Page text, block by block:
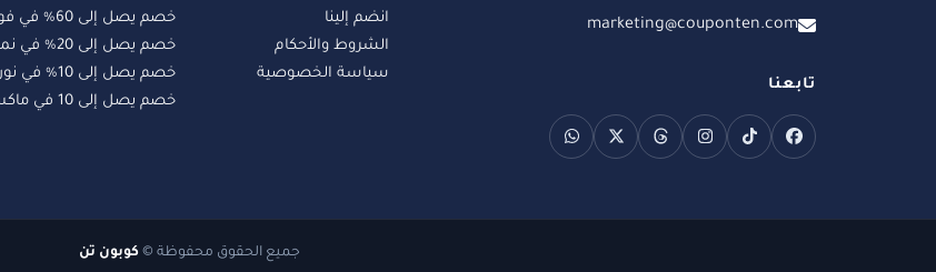
marketing@couponten.com
تابعنا
انضم إلينا
الشروط والأحكام
سياسة الخصوصية
خصم يصل إلى 60% في فوغا كلوسيت
خصم يصل إلى 20% في نمشي
خصم يصل إلى 10% في نون
خصم يصل إلى 10 في ماكس فاشن
جميع الحقوق محفوظة ©كوبون تن